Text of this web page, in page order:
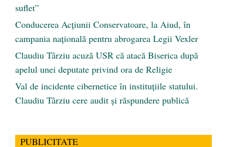
suflet”
Conducerea Acțiunii Conservatoare, la Aiud, în
campania națională pentru abrogarea Legii Vexler
Claudiu Târziu acuză USR că atacă Biserica după
apelul unei deputate privind ora de Religie
Val de incidente cibernetice în instituțiile statului.
Claudiu Târziu cere audit și răspundere publică
PUBLICITATE